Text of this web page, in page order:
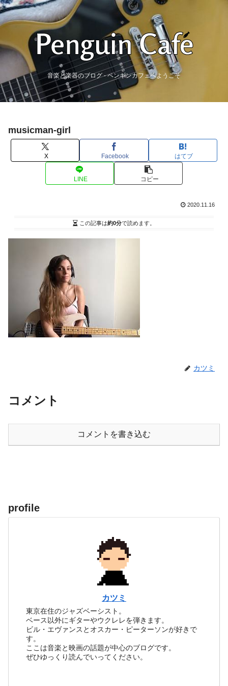
音楽と楽器のブログ - ペンギンカフェへようこそ
musicman-girl
X Facebook はてブ
LINE コピー
2020.11.16
この記事は約0分で読めます。
カツミ
コメント
コメントを書き込む
profile
カツミ
東京在住のジャズベーシスト。
ベース以外にギターやウクレレを弾きます。
ビル・エヴァンスとオスカー・ピーターソンが好きで
す。
ここは音楽と映画の話題が中心のブログです。
ぜひゆっくり読んでいってください。